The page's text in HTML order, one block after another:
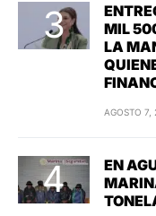
MIL
LA
AGOSTO 7,
EN